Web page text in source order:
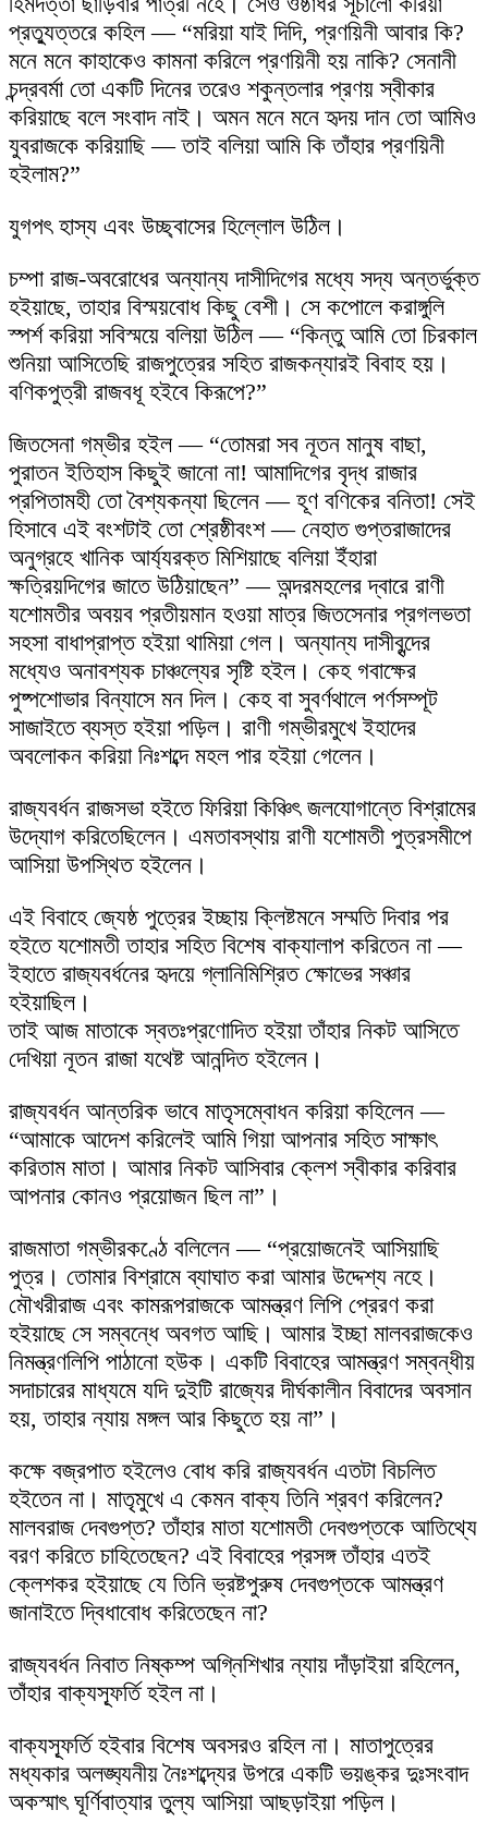
প্রত্যুত্তরে কহিল — “মরিয়া যাই দিদি, প্রণয়িনী আবার কি?
মনে মনে কাহাকেও কামনা করিলে প্রণয়িনী হয় নাকি? সেনানী
চন্দ্রবর্মা তো একটি দিনের তরেও শকুন্তলার প্রণয় স্বীকার
করিয়াছে বলে সংবাদ নাই। অমন মনে মনে হৃদয় দান তো আমিও
যুবরাজকে করিয়াছি — তাই বলিয়া আমি কি তাঁহার প্রণয়িনী
হইলাম?”
যুগপৎ হাস্য এবং উচ্ছ্বাসের হিল্লোল উঠিল।
চম্পা রাজ-অবরোধের অন্যান্য দাসীদিগের মধ্যে সদ্য অন্তর্ভুক্ত
হইয়াছে, তাহার বিস্ময়বোধ কিছু বেশী। সে কপোলে করাঙ্গুলি
স্পর্শ করিয়া সবিস্ময়ে বলিয়া উঠিল — “কিন্তু আমি তো চিরকাল
শুনিয়া আসিতেছি রাজপুত্রের সহিত রাজকন্যারই বিবাহ হয়।
বণিকপুত্রী রাজবধূ হইবে কিরূপে?”
জিতসেনা গম্ভীর হইল — “তোমরা সব নূতন মানুষ বাছা,
পুরাতন ইতিহাস কিছুই জানো না! আমাদিগের বৃদ্ধ রাজার
প্রপিতামহী তো বৈশ্যকন্যা ছিলেন — হূণ বণিকের বনিতা! সেই
হিসাবে এই বংশটাই তো শ্রেষ্ঠীবংশ — নেহাত গুপ্তরাজাদের
অনুগ্রহে খানিক আর্য্যরক্ত মিশিয়াছে বলিয়া ইঁহারা
ক্ষত্রিয়দিগের জাতে উঠিয়াছেন” — অন্দরমহলের দ্বারে রাণী
যশোমতীর অবয়ব প্রতীয়মান হওয়া মাত্র জিতসেনার প্রগলভতা
সহসা বাধাপ্রাপ্ত হইয়া থামিয়া গেল। অন্যান্য দাসীবৃন্দের
মধ্যেও অনাবশ্যক চাঞ্চল্যের সৃষ্টি হইল। কেহ গবাক্ষের
পুষ্পশোভার বিন্যাসে মন দিল। কেহ বা সুবর্ণথালে পর্ণসম্পূট
সাজাইতে ব্যস্ত হইয়া পড়িল। রাণী গম্ভীরমুখে ইহাদের
অবলোকন করিয়া নিঃশব্দে মহল পার হইয়া গেলেন।
রাজ্যবর্ধন রাজসভা হইতে ফিরিয়া কিঞ্চিৎ জলযোগান্তে বিশ্রামের
উদ্যোগ করিতেছিলেন। এমতাবস্থায় রাণী যশোমতী পুত্রসমীপে
আসিয়া উপস্থিত হইলেন।
এই বিবাহে জ্যেষ্ঠ পুত্রের ইচ্ছায় ক্লিষ্টমনে সম্মতি দিবার পর
হইতে যশোমতী তাহার সহিত বিশেষ বাক্যালাপ করিতেন না —
ইহাতে রাজ্যবর্ধনের হৃদয়ে গ্লানিমিশ্রিত ক্ষোভের সঞ্চার
হইয়াছিল।
তাই আজ মাতাকে স্বতঃপ্রণোদিত হইয়া তাঁহার নিকট আসিতে
দেখিয়া নূতন রাজা যথেষ্ট আনন্দিত হইলেন।
রাজ্যবর্ধন আন্তরিক ভাবে মাতৃসম্বোধন করিয়া কহিলেন —
“আমাকে আদেশ করিলেই আমি গিয়া আপনার সহিত সাক্ষাৎ
করিতাম মাতা। আমার নিকট আসিবার ক্লেশ স্বীকার করিবার
আপনার কোনও প্রয়োজন ছিল না”।
রাজমাতা গম্ভীরকণ্ঠে বলিলেন — “প্রয়োজনেই আসিয়াছি
পুত্র। তোমার বিশ্রামে ব্যাঘাত করা আমার উদ্দেশ্য নহে।
মৌখরীরাজ এবং কামরূপরাজকে আমন্ত্রণ লিপি প্রেরণ করা
হইয়াছে সে সম্বন্ধে অবগত আছি। আমার ইচ্ছা মালবরাজকেও
নিমন্ত্রণলিপি পাঠানো হউক। একটি বিবাহের আমন্ত্রণ সম্বন্ধীয়
সদাচারের মাধ্যমে যদি দুইটি রাজ্যের দীর্ঘকালীন বিবাদের অবসান
হয়, তাহার ন্যায় মঙ্গল আর কিছুতে হয় না”।
কক্ষে বজ্রপাত হইলেও বোধ করি রাজ্যবর্ধন এতটা বিচলিত
হইতেন না। মাতৃমুখে এ কেমন বাক্য তিনি শ্রবণ করিলেন?
মালবরাজ দেবগুপ্ত? তাঁহার মাতা যশোমতী দেবগুপ্তকে আতিথ্যে
বরণ করিতে চাহিতেছেন? এই বিবাহের প্রসঙ্গ তাঁহার এতই
ক্লেশকর হইয়াছে যে তিনি ভ্রষ্টপুরুষ দেবগুপ্তকে আমন্ত্রণ
জানাইতে দ্বিধাবোধ করিতেছেন না?
রাজ্যবর্ধন নিবাত নিষ্কম্প অগ্নিশিখার ন্যায় দাঁড়াইয়া রহিলেন,
তাঁহার বাক্যস্ফূর্তি হইল না।
বাক্যস্ফূর্তি হইবার বিশেষ অবসরও রহিল না। মাতাপুত্রের
মধ্যকার অলঙ্ঘ্যনীয় নৈঃশব্দ্যের উপরে একটি ভয়ঙ্কর দুঃসংবাদ
অকস্মাৎ ঘূর্ণিবাত্যার তুল্য আসিয়া আছড়াইয়া পড়িল।